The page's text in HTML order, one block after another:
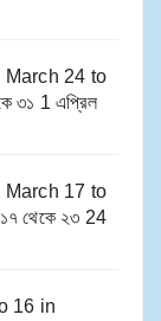
24 to
৩১ 1 এপ্রিল
17 to
১৭ থেকে ২৩ 24
16​ in